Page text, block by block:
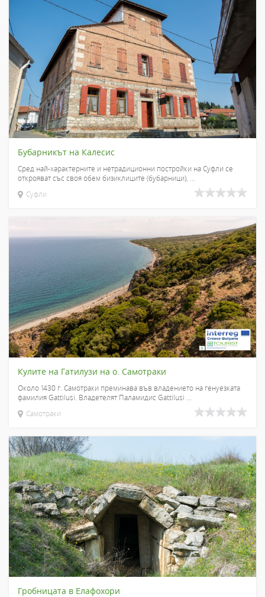
Бубарникът на Калесис
Сред най-характерните и нетрадиционни постройки на Суфли се
открояват със своя обем бизиклиците (бубарници), ...
Суфли
Кулите на Гатилузи на о. Самотраки
Около 1430 г. Самотраки преминава във владението на генуезката
фамилия Gattilusi. Владетелят Паламидис Gattilusi ...
Самотраки
Гробницата в Елафохори